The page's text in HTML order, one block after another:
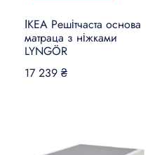
ІКЕА Решітчаста основа
матраца з ніжками
LYNGÖR
17 239 ₴